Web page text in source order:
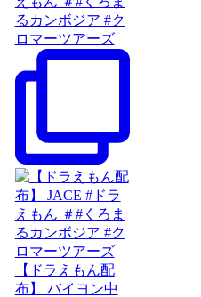
るカンボジア #ク
ロマーツアーズ
【ドラえもん配
布】 バイヨン中